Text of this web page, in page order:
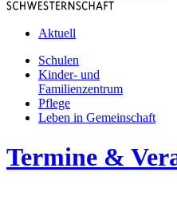
Aktuell
Schulen
Kinder- und
Familienzentrum
Pflege
Leben in Gemeinschaft
Termine &